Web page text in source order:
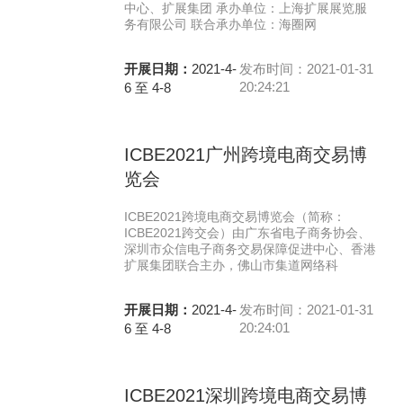
中心、扩展集团 承办单位：上海扩展展览服
务有限公司 联合承办单位：海圈网
开展日期： 2021-4-
6 至 4-8
发布时间：2021-01-31
20:24:21
ICBE2021广州跨境电商交易博
览会
ICBE2021跨境电商交易博览会（简称：
ICBE2021跨交会）由广东省电子商务协会、
深圳市众信电子商务交易保障促进中心、香港
扩展集团联合主办，佛山市集道网络科
开展日期： 2021-4-
6 至 4-8
发布时间：2021-01-31
20:24:01
ICBE2021深圳跨境电商交易博